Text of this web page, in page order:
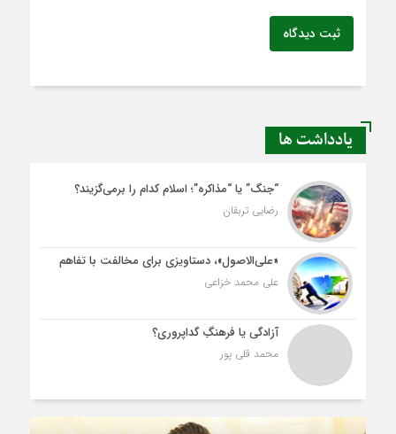
ثبت دیدگاه
یادداشت ها
“جنگ” یا “مذاکره”؛ اسلام کدام را برمی‌گزیند؟
رضایی تربقان
«علی‌الاصول»، دستاویزی برای مخالفت با تفاهم
علی محمد خزاعی
آزادگی یا فرهنگِ گداپروری؟
محمد قلی پور